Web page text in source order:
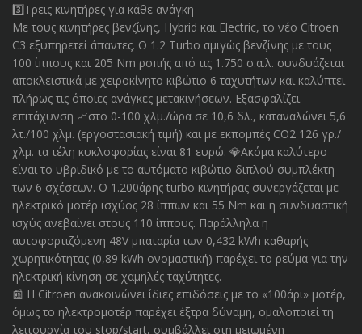
3️⃣Τρεις κινητήρες για κάθε ανάγκη
Με τους κινητήρες βενζίνης, Hybrid και Electric, το νέο Citroen
C3 εξυπηρετεί άπαντες. Ο 1.2 Turbo αμιγώς βενζίνης με τους
100 ίππους και 205 Nm ροπής από τις 1.750 σ.α.λ. συνδυάζεται
αποκλειστικά με χειροκίνητο κιβώτιο 6 ταχυτήτων και καλύπτει
πλήρως τις όποιες ανάγκες μετακινήσεων. Εξασφαλίζει
επιτάχυνση 📈στο 0-100 χλμ./ώρα σε 10,6 δλ., καταναλώνει 5,6
λτ./100 χλμ. (εργοστασιακή τιμή) και με εκπομπές CO2 126 γρ./
χλμ. τα τέλη κυκλοφορίας είναι 81 ευρώ. 💎Ακόμα καλύτερο
είναι το υβριδικό με το αυτόματο κιβώτιο διπλού συμπλέκτη
των 6 σχέσεων. Ο 1.200άρης turbo κινητήρας συνεργάζεται με
ηλεκτρικό μοτέρ ισχύος 28 ίππων και 55 Nm και η συνδυαστική
ισχύς ανεβαίνει στους 110 ίππους. Παράλληλα η
αυτοφορτιζόμενη 48V μπαταρία των 0,432 kWh καθαρής
χωρητικότητας (0,89 kWh ονομαστική) παρέχει το ρεύμα για την
ηλεκτρική κίνηση σε χαμηλές ταχύτητες.
📰 Η Citroen ανακοινώνει ίδιες επιδόσεις με το «100άρι» μοτέρ,
όμως το ηλεκτρομοτέρ παρέχει έξτρα δύναμη, ομαλοποιεί τη
λειτουργία του stop/start, συμβάλλει στη μειωμένη